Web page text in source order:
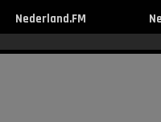
Nederland.FM